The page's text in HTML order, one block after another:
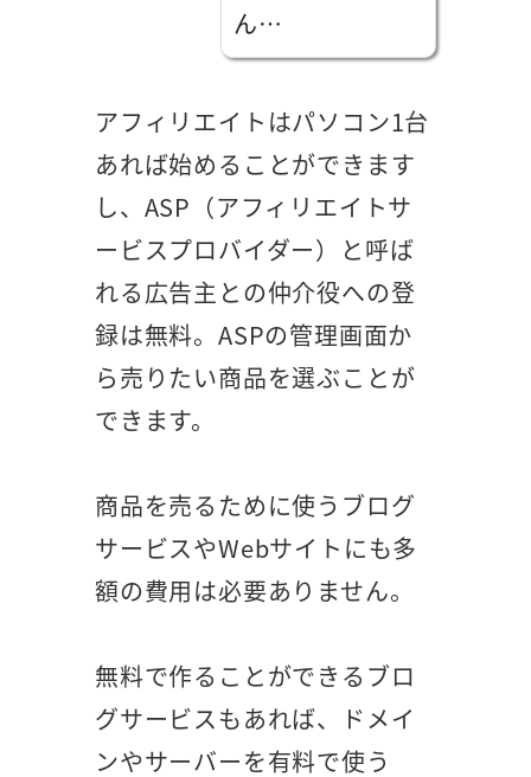
ん…
アフィリエイトはパソコン1台
あれば始めることができます
し、ASP（アフィリエイトサ
ービスプロバイダー）と呼ば
れる広告主との仲介役への登
録は無料。ASPの管理画面か
ら売りたい商品を選ぶことが
できます。
商品を売るために使うブログ
サービスやWebサイトにも多
額の費用は必要ありません。
無料で作ることができるブロ
グサービスもあれば、ドメイ
ンやサーバーを有料で使う